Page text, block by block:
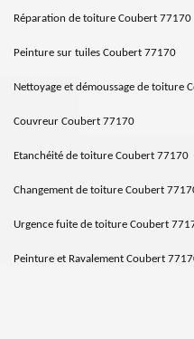
Réparation de toiture Coubert 77170
Peinture sur tuiles Coubert 77170
Nettoyage et démoussage de toiture
Couvreur Coubert 77170
Etanchéité de toiture Coubert 77170
Changement de toiture Coubert
Urgence fuite de toiture Coubert
Peinture et Ravalement Coubert